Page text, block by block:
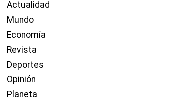
Actualidad
Mundo
Economía
Revista
Deportes
Opinión
Planeta